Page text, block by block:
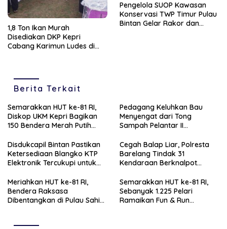
1,8 Ton Ikan Murah
Disediakan DKP Kepri
Cabang Karimun Ludes di
Pengelola SUOP Kawasan
Konservasi TWP Timur Pulau
Bintan Gelar Rakor dan
Berita Terkait
Semarakkan HUT ke-81 RI,
Diskop UKM Kepri Bagikan
150 Bendera Merah Putih
Bintan
Pedagang Keluhkan Bau
Menyengat dari Tong
Sampah Pelantar II
Kenyamanan Sekitar
Disdukcapil Bintan Pastikan
Ketersediaan Blangko KTP
Elektronik Tercukupi untuk
Masyarakat
Cegah Balap Liar, Polresta
Barelang Tindak 31
Kendaraan Berknalpot
Meriahkan HUT ke-81 RI,
Bendera Raksasa
Dibentangkan di Pulau Sahi
Semarakkan HUT ke-81 RI,
Sebanyak 1.225 Pelari
Ramaikan Fun & Run